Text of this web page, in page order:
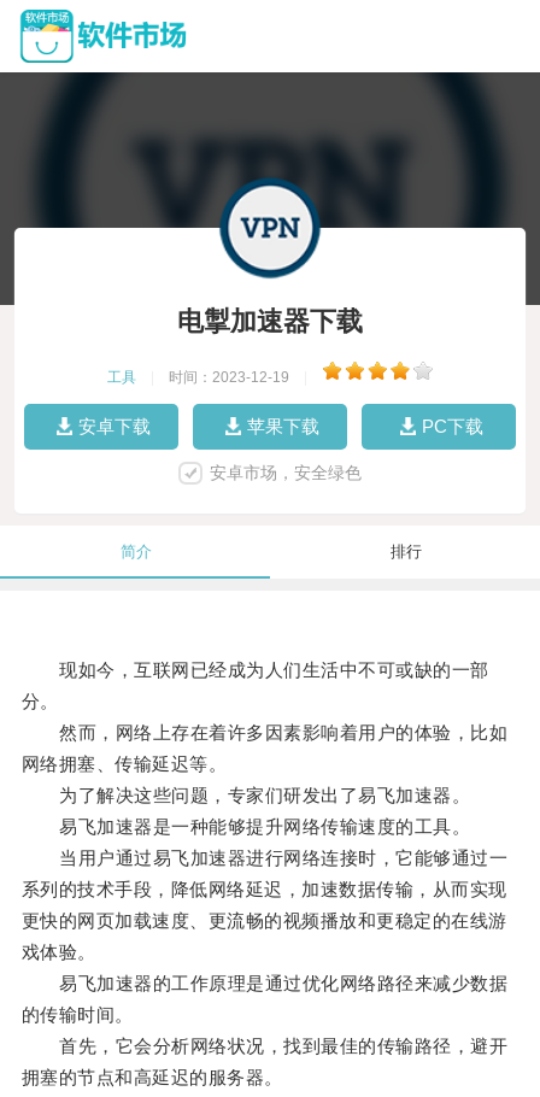
电掣加速器下载
工具 时间：2023-12-19
安卓下载 苹果下载 PC下载
安卓市场，安全绿色
简介 排行
现如今，互联网已经成为人们生活中不可或缺的一部
分。
然而，网络上存在着许多因素影响着用户的体验，比如
网络拥塞、传输延迟等。
为了解决这些问题，专家们研发出了易飞加速器。
易飞加速器是一种能够提升网络传输速度的工具。
当用户通过易飞加速器进行网络连接时，它能够通过一
系列的技术手段，降低网络延迟，加速数据传输，从而实现
更快的网页加载速度、更流畅的视频播放和更稳定的在线游
戏体验。
易飞加速器的工作原理是通过优化网络路径来减少数据
的传输时间。
首先，它会分析网络状况，找到最佳的传输路径，避开
拥塞的节点和高延迟的服务器。